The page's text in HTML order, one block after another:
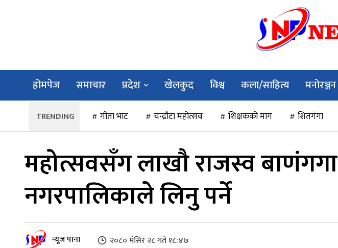
होमपेज समाचार प्रदेश खेलकुद विश्व कला/साहित्य मनोरञ्जन
गीता भाट चन्द्रौटा महोत्सव शिक्षकको माग शितगंगा
महोत्सवसँग लाखौ राजस्व बाणंगगा
नगरपालिकाले लिनु पर्ने
न्यूज पाना २०८० मंसिर २८ गते १८:४७